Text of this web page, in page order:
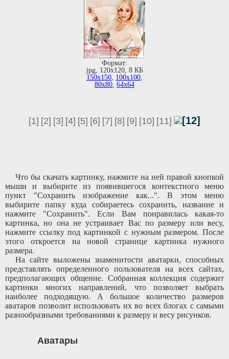
Формат:
jpg, 120х120, 8 КБ
150х150, 100х100,
80х80, 64х64
[1] [2] [3] [4] [5] [6] [7] [8] [9] [10] [11] [12]
Что бы скачать картинку, нажмите на ней правой кнопкой
мыши и выбирите из появившегося контекстного меню
пункт "Сохранить изображение как...". В этом меню
выбирите папку куда собираетесь сохранить, название и
нажмите "Сохранить". Если Вам понравилась какая-то
картинка, но она не устраивает Вас по размеру или весу,
нажмите ссылку под картинкой с нужным размером. После
этого откроется на новой странице картинка нужного
размера.
На сайте выложены знаменитости аватарки, способных
представлять определенного пользователя на всех сайтах,
предполагающих общение. Собранная коллекция содержит
картинки многих направлений, что позволяет выбрать
наиболее подходящую. А большое количество размеров
аватаров позволит использовать их во всех блогах с самыми
разнообразными требованиями к размеру и весу рисунков.
Аватары